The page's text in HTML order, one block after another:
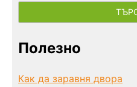
Полезно
Как да заравня двора